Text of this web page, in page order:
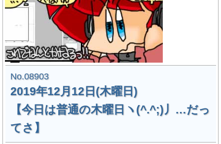
No.08903
2019年12月12日(木曜日)
【今日は普通の木曜日ヽ(^.^;)丿…だっ
てさ】